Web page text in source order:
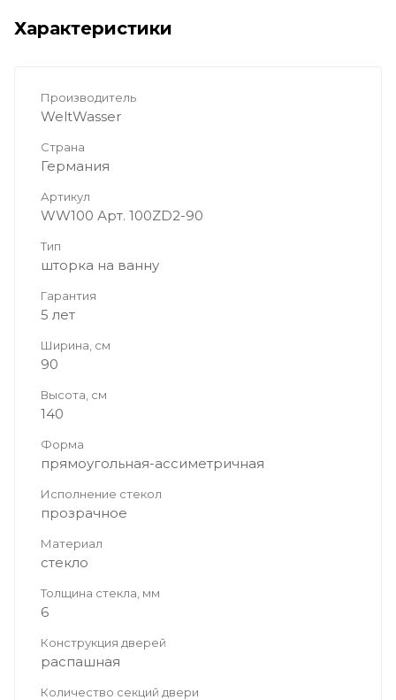
Характеристики
Производитель
WeltWasser
Страна
Германия
Артикул
WW100 Арт. 100ZD2-90
Тип
шторка на ванну
Гарантия
5 лет
Ширина, см
90
Высота, см
140
Форма
прямоугольная-ассиметричная
Исполнение стекол
прозрачное
Материал
стекло
Толщина стекла, мм
6
Конструкция дверей
распашная
Количество секций двери